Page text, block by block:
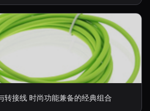
转接线 时尚功能兼备的经典组合